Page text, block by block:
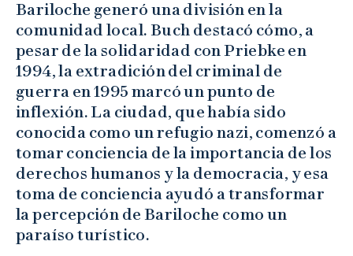
Bariloche generó una división en la
comunidad local. Buch destacó cómo, a
pesar de la solidaridad con Priebke en
1994, la extradición del criminal de
guerra en 1995 marcó un punto de
inflexión. La ciudad, que había sido
conocida como un refugio nazi, comenzó a
tomar conciencia de la importancia de los
derechos humanos y la democracia, y esa
toma de conciencia ayudó a transformar
la percepción de Bariloche como un
paraíso turístico.